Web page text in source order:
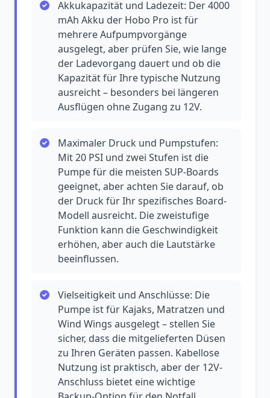
Akkukapazität und Ladezeit: Der 4000
mAh Akku der Hobo Pro ist für
mehrere Aufpumpvorgänge
ausgelegt, aber prüfen Sie, wie lange
der Ladevorgang dauert und ob die
Kapazität für Ihre typische Nutzung
ausreicht – besonders bei längeren
Ausflügen ohne Zugang zu 12V.
Maximaler Druck und Pumpstufen:
Mit 20 PSI und zwei Stufen ist die
Pumpe für die meisten SUP-Boards
geeignet, aber achten Sie darauf, ob
der Druck für Ihr spezifisches Board-
Modell ausreicht. Die zweistufige
Funktion kann die Geschwindigkeit
erhöhen, aber auch die Lautstärke
beeinflussen.
Vielseitigkeit und Anschlüsse: Die
Pumpe ist für Kajaks, Matratzen und
Wind Wings ausgelegt – stellen Sie
sicher, dass die mitgelieferten Düsen
zu Ihren Geräten passen. Kabellose
Nutzung ist praktisch, aber der 12V-
Anschluss bietet eine wichtige